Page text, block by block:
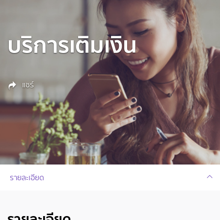
บริการเติมเงิน
แชร์
รายละเอียด